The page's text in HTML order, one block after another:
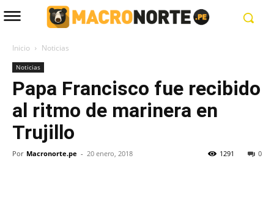
Inicio Noticias
Noticias
Papa Francisco fue recibido
al ritmo de marinera en
Trujillo
Por Macronorte.pe - 20 enero, 2018 0
1291